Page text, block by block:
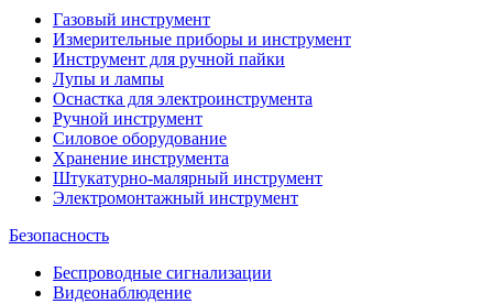
Газовый инструмент
Измерительные приборы и инструмент
Инструмент для ручной пайки
Лупы и лампы
Оснастка для электроинструмента
Ручной инструмент
Силовое оборудование
Хранение инструмента
Штукатурно-малярный инструмент
Электромонтажный инструмент
Безопасность
Беспроводные сигнализации
Видеонаблюдение